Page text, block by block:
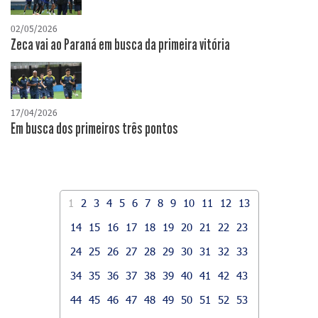
02/05/2026
Zeca vai ao Paraná em busca da primeira vitória
17/04/2026
​Em busca dos primeiros três pontos
1 2 3 4 5 6 7 8 9 10 11 12
13
14
15 16 17 18 19 20 21 22
23
24
25 26 27 28 29 30 31 32
33
34
35 36 37 38 39 40 41 42
43
44 45 46 47 48 49 50 51 52
53